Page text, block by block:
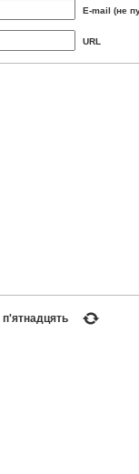
E-mail (не
URL
п'ятнадцять